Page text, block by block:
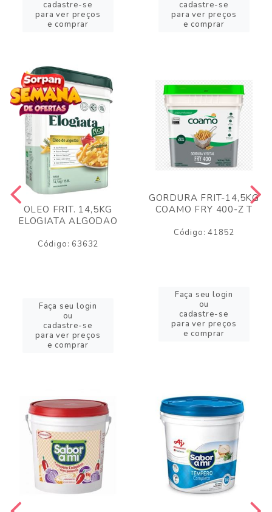
cadastre-se
para ver preços
e comprar
cadastre-se
para ver preços
e comprar
OLEO FRIT. 14,5KG
ELOGIATA ALGODAO
Código: 63632
Faça seu login
ou
cadastre-se
para ver preços
e comprar
GORDURA FRIT-14,5KG
COAMO FRY 400-Z T
Código: 41852
Faça seu login
ou
cadastre-se
para ver preços
e comprar